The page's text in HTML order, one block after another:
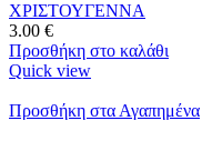
ΧΡΙΣΤΟΥΓΕΝΝΑ
3.00 €
Προσθήκη στο καλάθι
Quick view
Προσθήκη στα Αγαπημένα